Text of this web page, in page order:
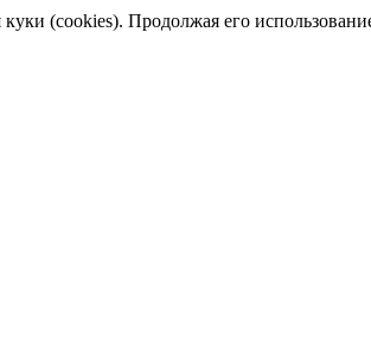
(cookies). Продолжая его